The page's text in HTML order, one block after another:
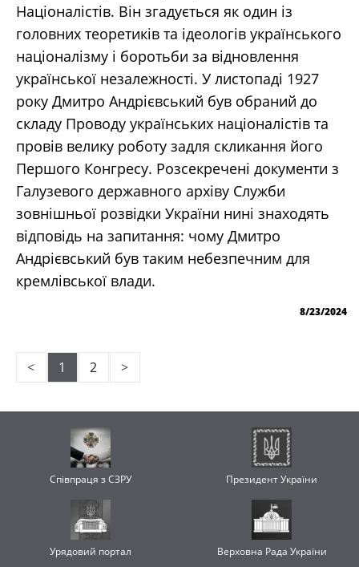
Націоналістів. Він згадується як один із
головних теоретиків та ідеологів українського
націоналізму і боротьби за відновлення
української незалежності. У листопаді 1927
року Дмитро Андрієвський був обраний до
складу Проводу українських націоналістів та
провів велику роботу задля скликання його
Першого Конгресу. Розсекречені документи з
Галузевого державного архіву Служби
зовнішньої розвідки України нині знаходять
відповідь на запитання: чому Дмитро
Андрієвський був таким небезпечним для
кремлівської влади.
8/23/2024
< 1 2 >
Співпраця з СЗРУ Президент України
Урядовий портал Верховна Рада України